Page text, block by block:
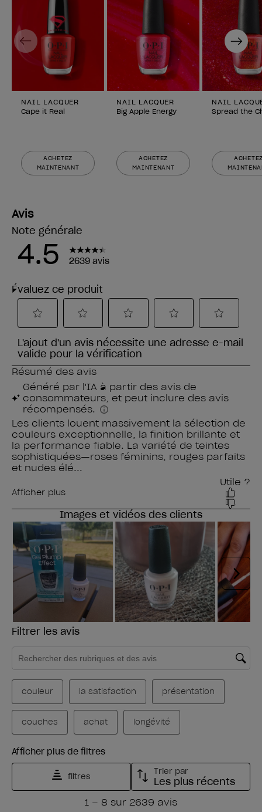
NAIL LACQUER
Cape it Real
ACHETEZ
MAINTENANT
NAIL LACQUER
Big Apple Energy
ACHETEZ
MAINTENANT
NAIL
Spread the
Previous Next